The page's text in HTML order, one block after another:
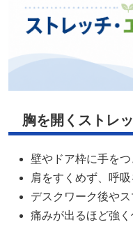
胸を開くストレ
壁やドア枠に手を
肩をすくめず、呼
デスクワーク後や
痛みが出るほど強